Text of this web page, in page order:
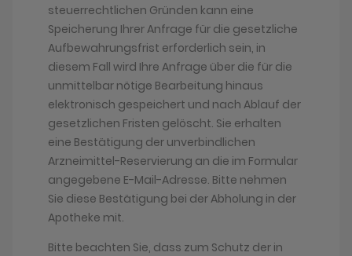
steuerrechtlichen Gründen kann eine
Speicherung Ihrer Anfrage für die gesetzliche
Aufbewahrungsfrist erforderlich sein, in
diesem Fall wird Ihre Anfrage über die für die
unmittelbar nötige Bearbeitung hinaus
elektronisch gespeichert und nach Ablauf der
gesetzlichen Fristen gelöscht. Sie erhalten
eine Bestätigung der unverbindlichen
Arzneimittel-Reservierung an die im Formular
angegebene E-Mail-Adresse. Bitte nehmen
Sie diese Bestätigung bei der Abholung in der
Apotheke mit.
Bitte beachten Sie, dass zum Schutz der in